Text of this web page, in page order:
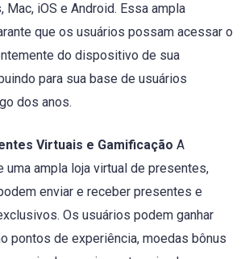
Mac, iOS e Android. Essa ampla
que os usuários possam acessar o
do dispositivo de sua
para sua base de usuários
dos anos.
Virtuais e Gamificação A
uma ampla loja virtual de presentes,
enviar e receber presentes e
Os usuários podem ganhar
pontos de experiência, moedas bônus